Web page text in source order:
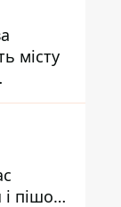
місту
пішов